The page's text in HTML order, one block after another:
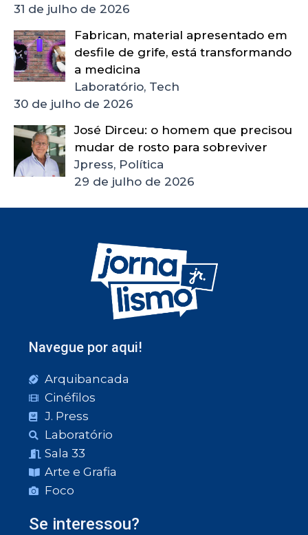
31 de julho de 2026
Fabrican, material apresentado em
desfile de grife, está transformando
a medicina
Laboratório, Tech
30 de julho de 2026
José Dirceu: o homem que precisou
mudar de rosto para sobreviver
Jpress, Política
29 de julho de 2026
Navegue por aqui!
Arquibancada
Cinéfilos
J. Press
Laboratório
Sala 33
Arte e Grafia
Foco
Se interessou?